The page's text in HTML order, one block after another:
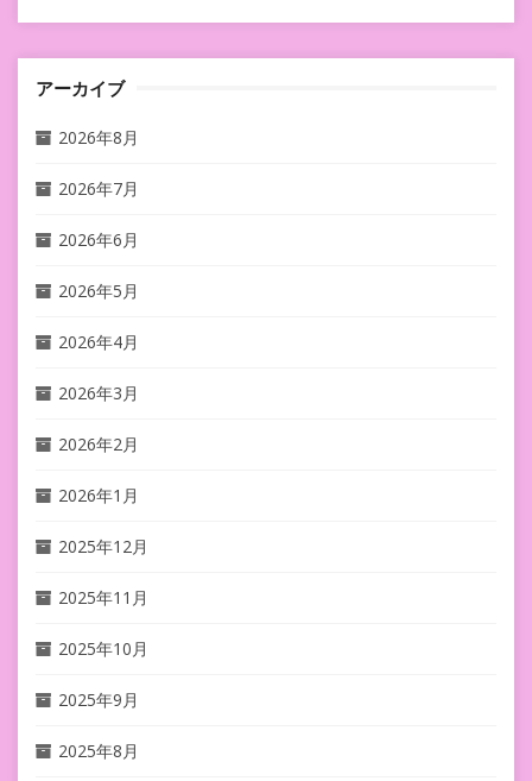
アーカイブ
2026年8月
2026年7月
2026年6月
2026年5月
2026年4月
2026年3月
2026年2月
2026年1月
2025年12月
2025年11月
2025年10月
2025年9月
2025年8月